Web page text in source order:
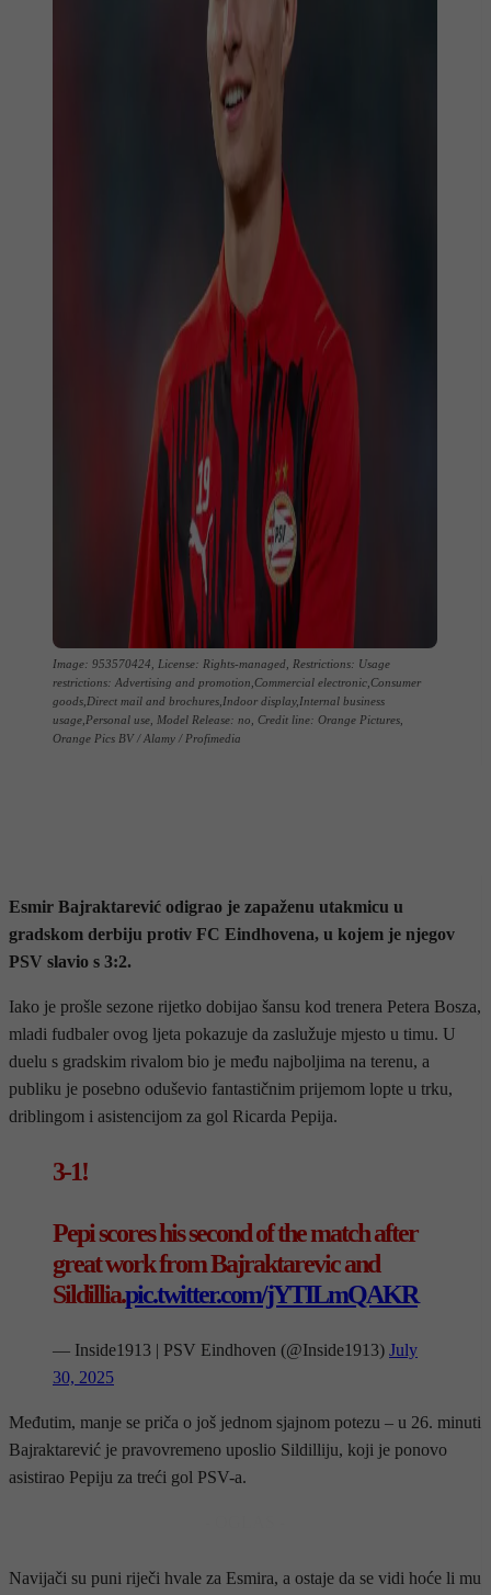
Image: 953570424, License: Rights-managed, Restrictions: Usage
restrictions: Advertising and promotion,Commercial electronic,Consumer
goods,Direct mail and brochures,Indoor display,Internal business
usage,Personal use, Model Release: no, Credit line: Orange Pictures,
Orange Pics BV / Alamy / Profimedia
Esmir Bajraktarević odigrao je zapaženu utakmicu u
gradskom derbiju protiv FC Eindhovena, u kojem je njegov
PSV slavio s 3:2.
Iako je prošle sezone rijetko dobijao šansu kod trenera Petera Bosza,
mladi fudbaler ovog ljeta pokazuje da zaslužuje mjesto u timu. U
duelu s gradskim rivalom bio je među najboljima na terenu, a
publiku je posebno oduševio fantastičnim prijemom lopte u trku,
driblingom i asistencijom za gol Ricarda Pepija.
3-1!
Pepi scores his second of the match after
great work from Bajraktarevic and
Sildillia.pic.twitter.com/jYTILmQAKR
— Inside1913 | PSV Eindhoven (@Inside1913) July
30, 2025
Međutim, manje se priča o još jednom sjajnom potezu – u 26. minuti
Bajraktarević je pravovremeno uposlio Sildilliju, koji je ponovo
asistirao Pepiju za treći gol PSV-a.
Navijači su puni riječi hvale za Esmira, a ostaje da se vidi hoće li mu